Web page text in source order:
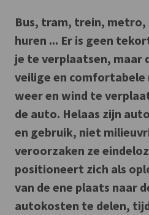
Bus, tram, trein,
huren ... Er is geen
je te verplaatsen, maar
veilige en comfortabele
weer en wind te
de auto. Helaas zijn
en gebruik, niet
veroorzaken ze
positioneert zich als
van de ene plaats naar
autokosten te delen,